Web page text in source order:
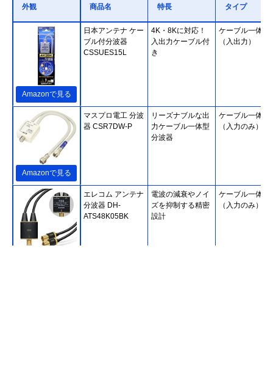
外観 商品名 特長 タイプ
Amazonで見る
日本アンテナ ケー
ブル付分波器
CSSUES15L
4K・8Kに対応！
入出力ケーブル付
き
ケーブル一体型
（入出力）
Amazonで見る
マスプロ電工 分波
器 CSR7DW-P
リーズナブルな出
力ケーブル一体型
分波器
ケーブル一体型
（入力のみ）
エレコム アンテナ
分波器 DH-
ATS48K05BK
電波の減衰やノイ
ズを抑制する精密
設計
ケーブル一体型
（入力のみ）